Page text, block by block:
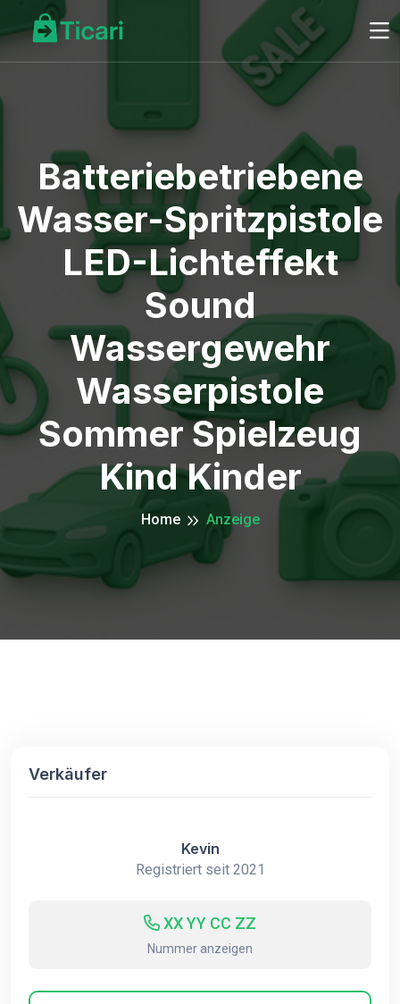
Batteriebetriebene
Wasser-Spritzpistole
LED-Lichteffekt
Sound
Wassergewehr
Wasserpistole
Sommer Spielzeug
Kind Kinder
Home Anzeige
Verkäufer
Kevin
Registriert seit 2021
XX YY CC ZZ
Nummer anzeigen